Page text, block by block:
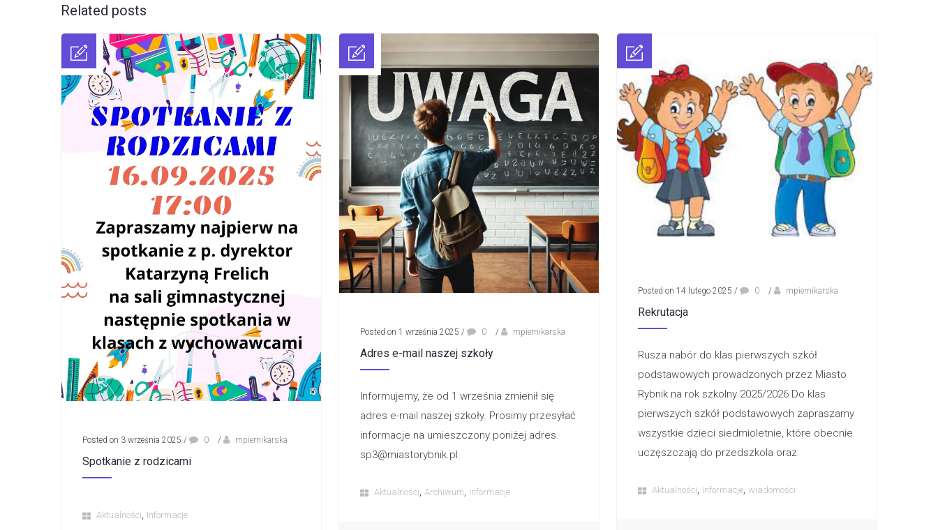
Related posts
Posted on 3 września 2025 / 0 / mpiernikarska
Spotkanie z rodzicami
Aktualności, Informacje
Posted on 1 września 2025 / 0 / mpiernikarska
Adres e-mail naszej szkoły
Informujemy, że od 1 września zmienił się
adres e-mail naszej szkoły. Prosimy przesyłać
informacje na umieszczony poniżej adres.
sp3@miastorybnik.pl
Aktualności, Archiwum, Informacje
Posted on 14 lutego 2025 / 0 / mpiernikarska
Rekrutacja
Rusza nabór do klas pierwszych szkół
podstawowych prowadzonych przez Miasto
Rybnik na rok szkolny 2025/2026 Do klas
pierwszych szkół podstawowych zapraszamy
wszystkie dzieci siedmioletnie, które obecnie
uczęszczają do przedszkola oraz
Aktualności, Informacje, wiadomości